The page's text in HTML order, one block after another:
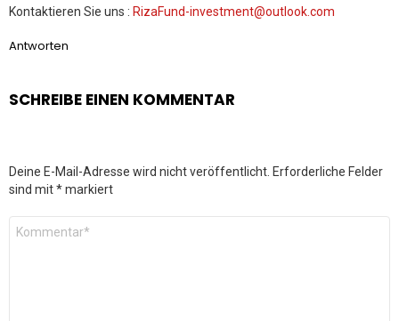
Kontaktieren Sie uns : RizaFund-investment@outlook.com
Antworten
SCHREIBE EINEN KOMMENTAR
Deine E-Mail-Adresse wird nicht veröffentlicht. Erforderliche Felder
sind mit*markiert
Kommentar